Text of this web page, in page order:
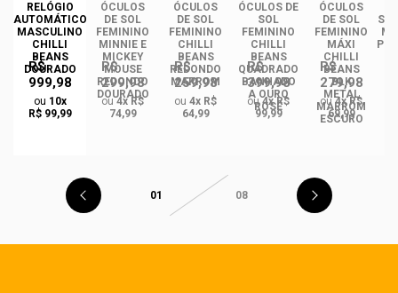
RELÓGIO
AUTOMÁTICO
MASCULINO
CHILLI
BEANS
DOURADO
R$
999,98
ou 10x
R$ 99,99
ÓCULOS
DE SOL
FEMININO
MINNIE E
MICKEY
MOUSE
REDONDO
DOURADO
R$
299,98
ou4x R$
74,99
ÓCULOS
DE SOL
FEMININO
CHILLI
BEANS
REDONDO
MARROM
R$
259,98
ou 4x R$
64,99
ÓCULOS DE
SOL
FEMININO
CHILLI
BEANS
QUADRADO
BANHADO
A OURO
ROSÉ
R$
399,98
ou4x R$
99,99
ÓCULOS
DE SOL
FEMININO
MÁXI
CHILLI
BEANS
BLK
METAL
MARROM
ESCURO
R$
279,98
ou4x R$
69,99
01 08